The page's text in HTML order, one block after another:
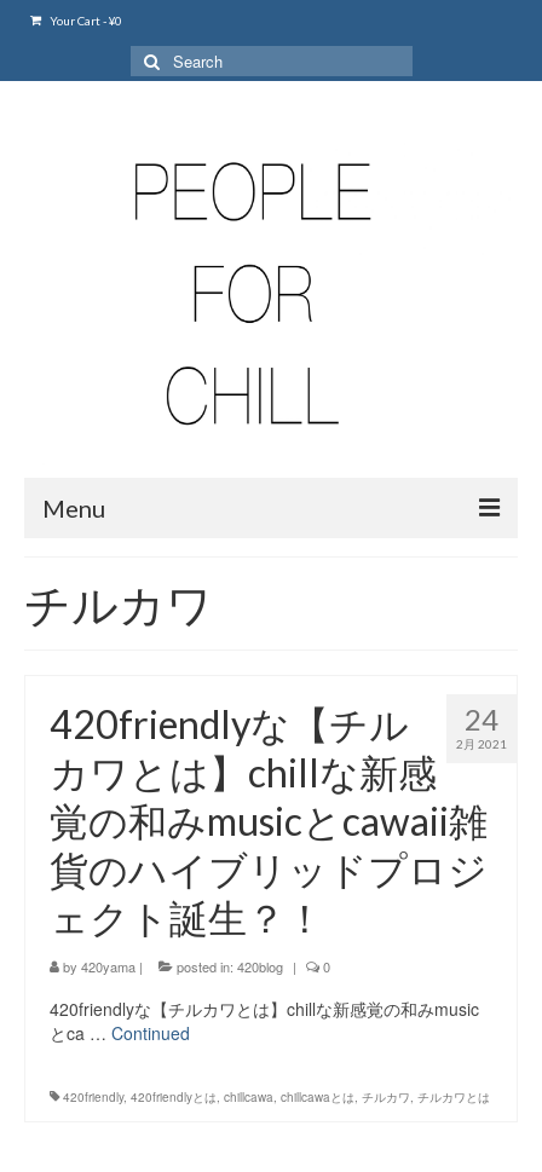
Your Cart-¥0
Search
for:
Menu
420 shibuya_info
420 shibuya_shop
Instagram:420shibuya_official
About:FOUR TWENTY SHIBUYA
YouTube:420shibuya
420 Blog Full
www.h4wp.com
420friendly 通販
チルカワ
24
2月 2021
420friendlyな【チル
カワとは】chillな新感
覚の和みmusicとcawaii雑
貨のハイブリッドプロジ
ェクト誕生？！
by 420yama | posted in: 420blog | 0
420friendlyな【チルカワとは】chillな新感覚の和みmusic
とca … Continued
420friendly, 420friendlyとは chillcawa chillcawaとは チルカワ チルカワとは